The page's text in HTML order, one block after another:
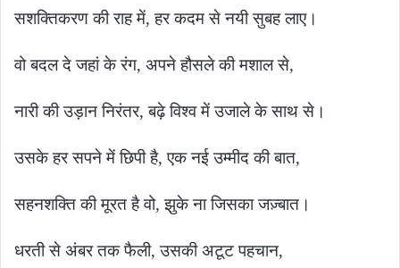
सशक्तिकरण की राह में, हर कदम से नयी सुबह लाए।
वो बदल दे जहां के रंग, अपने हौसले की मशाल से,
नारी की उड़ान निरंतर, बढ़े विश्व में उजाले के साथ से।
उसके हर सपने में छिपी है, एक नई उम्मीद की बात,
सहनशक्ति की मूरत है वो, झुके ना जिसका जज़्बात।
धरती से अंबर तक फैली, उसकी अटूट पहचान,